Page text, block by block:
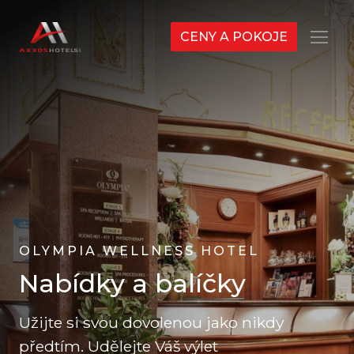
Menu
CENY A POKOJE
OLYMPIA WELLNESS HOTEL
Nabídky a balíčky
Užijte si svou dovolenou jako nikdy
předtím. Udělejte Váš výlet